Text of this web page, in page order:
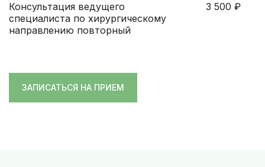
Консультация ведущего
специалиста по хирургическому
направлению повторный
3 500 ₽
ЗАПИСАТЬСЯ НА ПРИЕМ